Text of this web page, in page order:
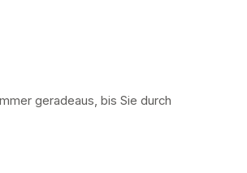
geradeaus, bis Sie durch